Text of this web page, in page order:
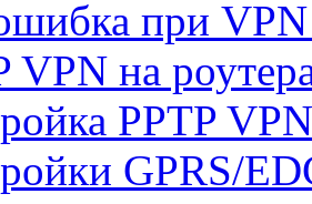
при
VPN на
PPTP
GPRS/